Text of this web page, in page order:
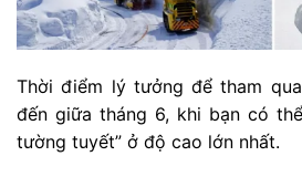
Thời điểm lý tưởng để tham
đến giữa tháng 6, khi bạn có
tường tuyết” ở độ cao lớn nhất.